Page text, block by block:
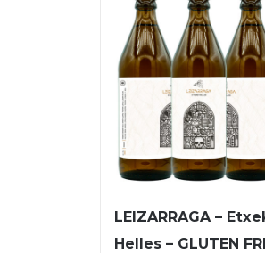
LEIZARRAGA –
Helles – GLUTEN